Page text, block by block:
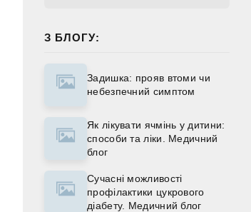
З БЛОГУ:
Задишка: прояв втоми чи
небезпечний симптом
Як лікувати ячмінь у дитини:
способи та ліки. Медичний
блог
Сучасні можливості
профілактики цукрового
діабету. Медичний блог